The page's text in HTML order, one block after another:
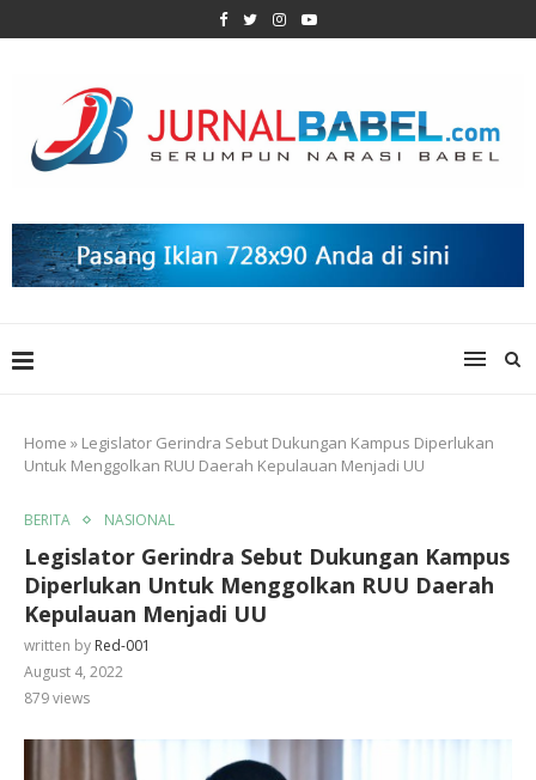
Home » Legislator Gerindra Sebut Dukungan Kampus Diperlukan
Untuk Menggolkan RUU Daerah Kepulauan Menjadi UU
BERITA NASIONAL
Legislator Gerindra Sebut Dukungan Kampus
Diperlukan Untuk Menggolkan RUU Daerah
Kepulauan Menjadi UU
written by Red-001
August 4, 2022
879views